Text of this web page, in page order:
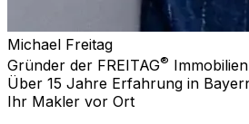
Michael Freitag
Gründer der FREITAG®
Über 15 Jahre Erfahrung in
Ihr Makler vor Ort